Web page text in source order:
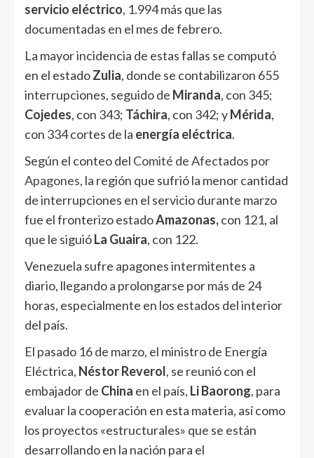
servicio eléctrico, 1.994 más que las
documentadas en el mes de febrero.
La mayor incidencia de estas fallas se computó
en el estadoZulia, donde se contabilizaron 655
interrupciones, seguido de Miranda, con 345;
Cojedes, con 343; Táchira, con 342; yMérida,
con 334 cortes de la energía eléctrica.
Según el conteo del Comité de Afectados por
Apagones, la región que sufrió la menor cantidad
de interrupciones en el servicio durante marzo
fue el fronterizo estadoAmazonas,con 121, al
que le siguióLa Guaira, con 122.
Venezuela sufre apagones intermitentes a
diario, llegando a prolongarse por más de 24
horas, especialmente en los estados del interior
del país.
El pasado 16 de marzo, el ministro de Energía
Eléctrica, Néstor Reverol, se reunió con el
embajador de China en el país, Li Baorong, para
evaluar la cooperación en esta materia, así como
los proyectos «estructurales» que se están
desarrollando en la nación para el